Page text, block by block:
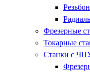
Фрезерные
Токарные
Станки с